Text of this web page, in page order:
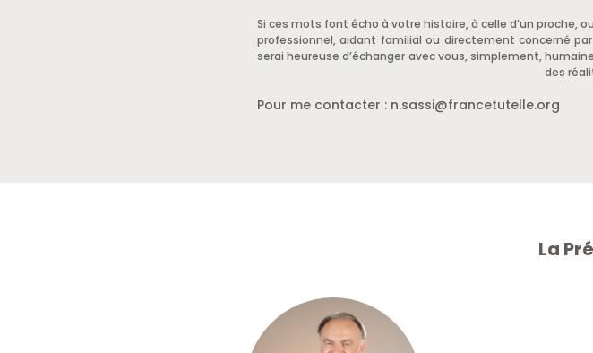
Si ces mots font écho à votre histoire, à celle d’un proche,
professionnel, aidant familial ou directement concerné
serai heureuse d’échanger avec vous, simplement,
des
Pour me contacter : n.sassi@francetutelle.org
La